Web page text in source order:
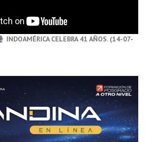
INDOAMÉRICA CELEBRA 41 AÑOS. (14-07-